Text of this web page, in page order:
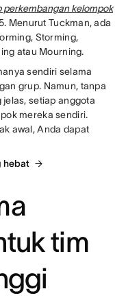
perkembangan kelompok
Menurut Tuckman, ada
Storming,
atau Mourning.
sendiri selama
grup. Namun, tanpa
setiap anggota
mereka sendiri.
awal, Anda dapat
hebat
tim